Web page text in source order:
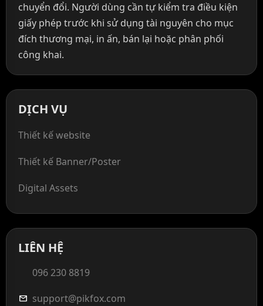
chuyển đổi. Người dùng cần tự kiểm tra điều kiện
giấy phép trước khi sử dụng tài nguyên cho mục
đích thương mại, in ấn, bán lại hoặc phân phối
công khai.
DỊCH VỤ
Thiết kế website
Thiết kế Banner/Poster
Digital Assets
LIÊN HỆ
096 230 8819
mail support@pikfox.com